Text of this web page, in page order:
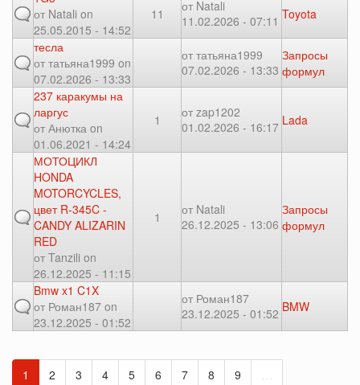
от Natali on
25.05.2015 - 14:52
11 от Natali
11.02.2026 - 07:11 Toyota
тесла
от татьяна1999 on
07.02.2026 - 13:33
от татьяна1999
07.02.2026 - 13:33
Запросы
формул
237 каракумы на
ларгус
от Анютка on
01.06.2021 - 14:24
1 от zap1202
01.02.2026 - 16:17 Lada
МОТОЦИКЛ
HONDA
MOTORCYCLES,
цвет R-345C -
CANDY ALIZARIN
RED
от Tanzili on
26.12.2025 - 11:15
1 от Natali
26.12.2025 - 13:06
Запросы
формул
Bmw x1 C1X
от Роман187 on
23.12.2025 - 01:52
от Роман187
23.12.2025 - 01:52 BMW
1 2 3 4 5 6 7 8 9 …